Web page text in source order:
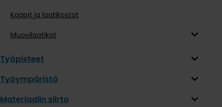
Kaapit ja laatikostot
Muovilaatikot
Työpisteet
Työympäristö
Materiaalin siirto